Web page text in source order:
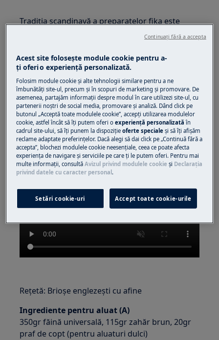
Tradiția scandinavă a preparatelor fika este
cu ajutorul cuptorului tău cu abur
Preparate fika populare
Aburul este excelent pentru a coace cozonaci și
aluaturi dulci, cum ar fi brioșe sau pandișpane.
Aburul ajută la creșterea pâinii și îi oferă aerul
de care are nevoie. Astfel vei obține cruste
crocante la exterior și un interior moale și
pufos.
Rețetă: Brioșe englezești cu afine
Ingrediente pentru aluat (A)
350gr făină universală, 115gr zahăr brun, 20gr
praf de copt (pentru aluaturi dulci)
Acest site folosește module cookie pentru a-
ţi oferi o experienţă personalizată.
Folosim module cookie și alte tehnologii similare pentru a ne
îmbunătăţi site-ul, precum și în scopuri de marketing și promovare. De
asemenea, partajăm informaţii despre modul în care utilizezi site-ul, cu
partenerii noștri de social media, promovare și analiză. Dând click pe
butonul „Acceptă toate modulele cookie”, accepţi utilizarea modulelor
cookie, astfel încât să îţi putem oferi oexperienţă personalizată în
cadrul site-ului, să îţi punem la dispoziţieoferte speciale și să îţi afișăm
reclame adaptate preferinţelor. Dacă alegi să dai click pe „Continuă fără a
accepta”, blochezi modulele cookie neesenţiale, ceea ce poate afecta
experienţa de navigare și serviciile pe care ţi le putem oferi. Pentru mai
multe informaţii, consultăAvizul privind modulele cookie și Declaraţia
privind datele cu caracter personal .
Setări cookie-uri Accept toate cookie-urile
Continuați fără a accepta